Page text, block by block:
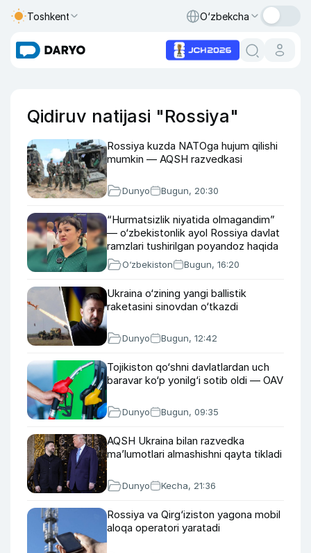
Toshkent O‘zbekcha
Qidiruv natijasi "Rossiya"
Rossiya kuzda NATOga hujum qilishi
mumkin — AQSH razvedkasi
Dunyo Bugun, 20:30
“Hurmatsizlik niyatida olmagandim”
— o‘zbekistonlik ayol Rossiya davlat
ramzlari tushirilgan poyandoz haqida
O‘zbekiston Bugun, 16:20
Ukraina o‘zining yangi ballistik
raketasini sinovdan o‘tkazdi
Dunyo Bugun, 12:42
Tojikiston qo‘shni davlatlardan uch
baravar ko‘p yonilg‘i sotib oldi — OAV
Dunyo Bugun, 09:35
AQSH Ukraina bilan razvedka
ma’lumotlari almashishni qayta tikladi
Dunyo Kecha, 21:36
Rossiya va Qirg‘iziston yagona mobil
aloqa operatori yaratadi